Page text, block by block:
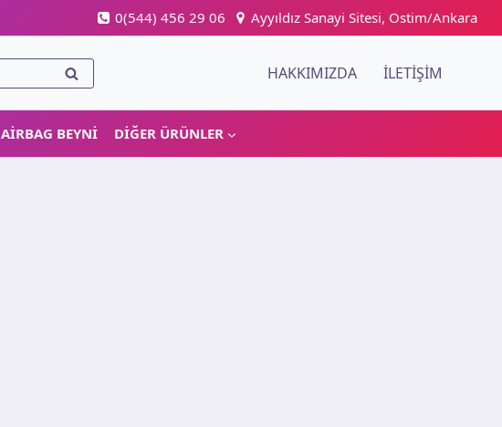
0(544) 456 29 06 Ayyıldız Sanayi Sitesi, Ostim/Ankara
ARA HAKKIMIZDA İLETIŞIM
AIRBAG BEYNI DIĞER ÜRÜNLER